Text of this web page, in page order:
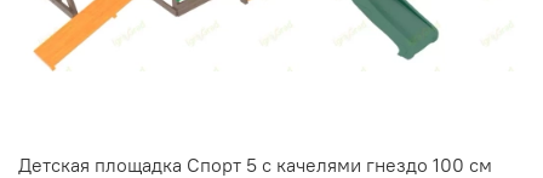
Детская площадка Спорт 5 с качелями гнездо 100 см